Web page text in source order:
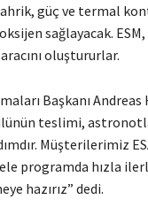
güç ve termal
sağlayacak.
oluştururlar.
Başkanı
teslimi,
Müşterilerimiz
programda hızla
hazırız” dedi.